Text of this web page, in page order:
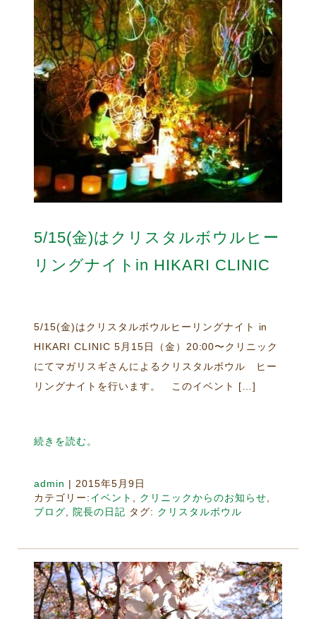
5/15(金)はクリスタルボウルヒー
リングナイトin HIKARI CLINIC
5/15(金)はクリスタルボウルヒーリングナイト in
HIKARI CLINIC 5月15日（金）20:00〜クリニック
にてマガリスギさんによるクリスタルボウル ヒー
リングナイトを行います。 このイベント […]
続きを読む。
admin | 2015年5月9日
カテゴリー:イベント クリニックからのお知らせ
ブログ
院長の日記 タグ: クリスタルボウル